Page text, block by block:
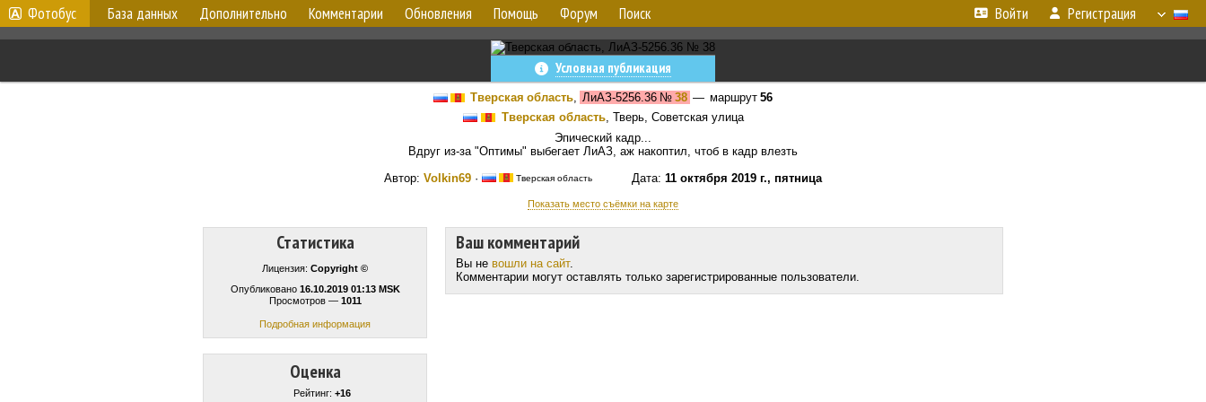
Фотобус База данных Дополнительно Комментарии Обновления Помощь Форум Поиск Войти Регистрация
Условная публикация
Тверская область, ЛиАЗ-5256.36 № 38 — маршрут 56
Тверская область, Тверь, Советская улица
Эпический кадр...
Вдруг из-за "Оптимы" выбегает ЛиАЗ, аж накоптил, чтоб в кадр влезть
Автор: Volkin69 · Тверская область Дата: 11 октября 2019 г., пятница
Показать место съёмки на карте
Статистика
Лицензия: Copyright ©
Опубликовано 16.10.2019 01:13 MSK
Просмотров — 1011
Подробная информация
Оценка
Рейтинг: +16
Ваш комментарий
Вы не вошли на сайт.
Комментарии могут оставлять только зарегистрированные пользователи.